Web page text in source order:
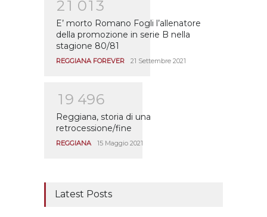
21 01 3
E’ morto Romano Fogli l’allenatore
della promozione in serie B nella
stagione 80/81
REGGIANA FOREVER 21 Settembre 2021
1 9 496
Reggiana, storia di una
retrocessione/fine
REGGIANA 15 Maggio 2021
Latest Posts